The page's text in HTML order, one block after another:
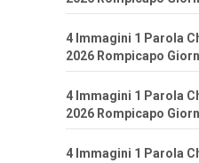
4 Immagini 1 Parola
2026 Rompicapo
4 Immagini 1 Parola
2026 Rompicapo
4 Immagini 1 Parola